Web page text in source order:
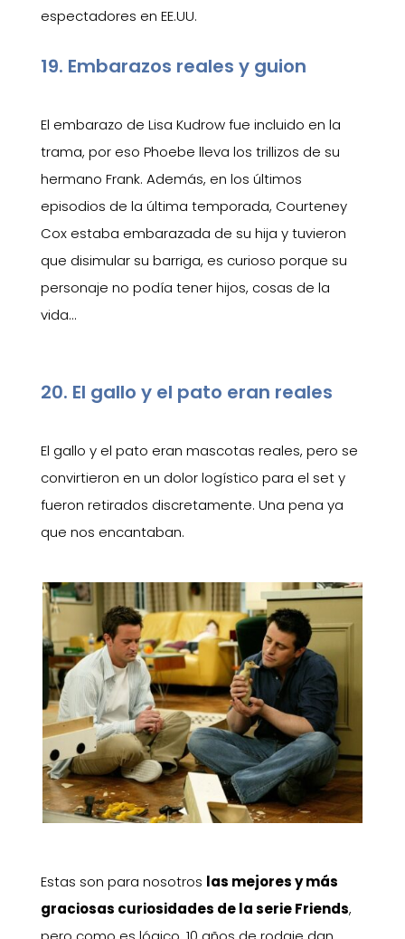
espectadores en EE.UU.
19. Embarazos reales y guion
El embarazo de Lisa Kudrow fue incluido en la
trama, por eso Phoebe lleva los trillizos de su
hermano Frank. Además, en los últimos
episodios de la última temporada, Courteney
Cox estaba embarazada de su hija y tuvieron
que disimular su barriga, es curioso porque su
personaje no podía tener hijos, cosas de la
vida…
20. El gallo y el pato eran reales
El gallo y el pato eran mascotas reales, pero se
convirtieron en un dolor logístico para el set y
fueron retirados discretamente. Una pena ya
que nos encantaban.
Estas son para nosotros las mejores y más
graciosas curiosidades de la serie Friends,